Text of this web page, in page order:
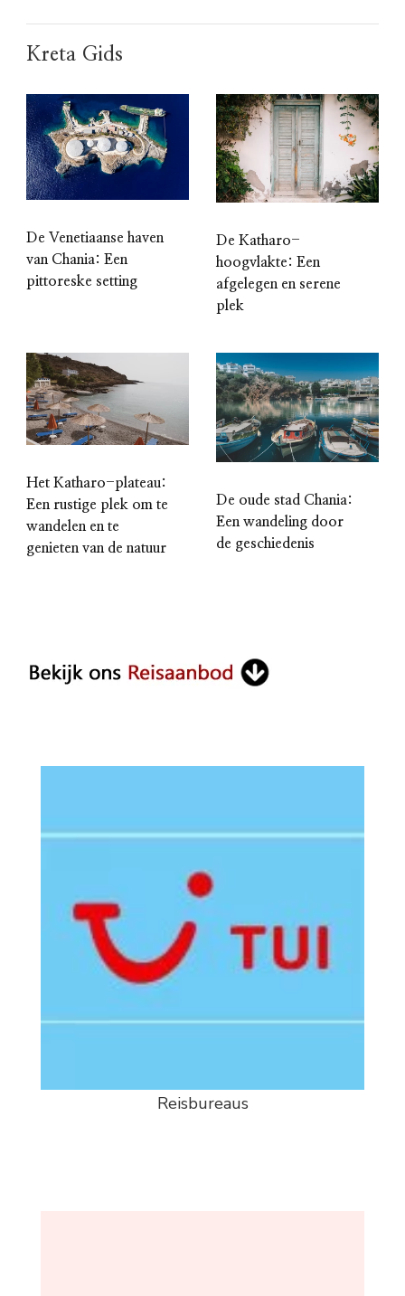
Kreta Gids
De Venetiaanse haven
van Chania: Een
pittoreske setting
De Katharo-
hoogvlakte: Een
afgelegen en serene
plek
Het Katharo-plateau:
Een rustige plek om te
wandelen en te
genieten van de natuur
De oude stad Chania:
Een wandeling door
de geschiedenis
Reisbureaus